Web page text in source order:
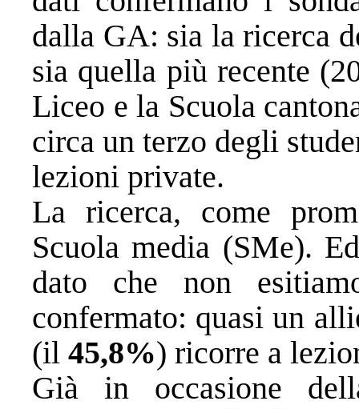
dalla GA: sia la ricerca
sia quella più recente
Liceo e la Scuola
circa un terzo degli
lezioni private.
La ricerca, come
Scuola media (SMe).
dato che non
confermato: quasi un
(il 45,8%) ricorre a
Già in occasione